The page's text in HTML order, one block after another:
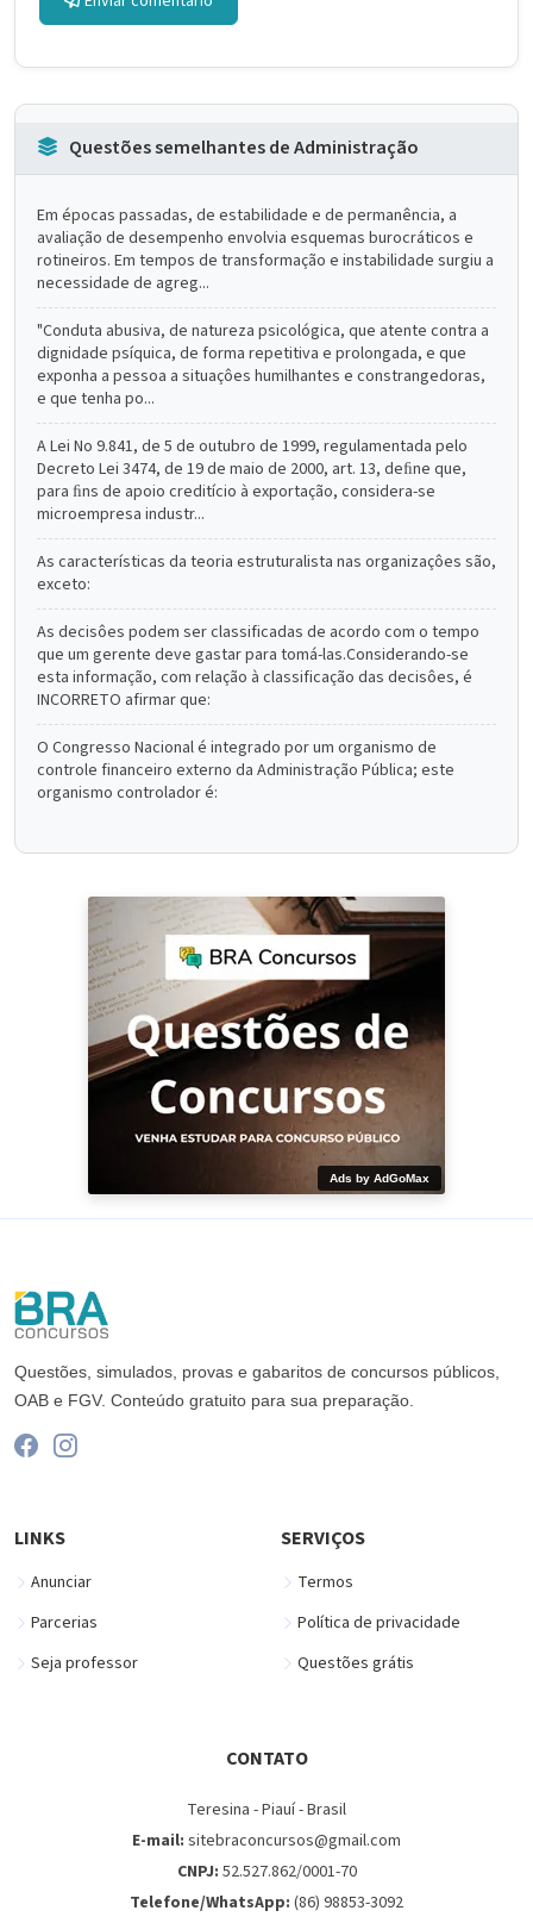
Questões semelhantes de Administração
Em épocas passadas, de estabilidade e de permanência, a
avaliação de desempenho envolvia esquemas burocráticos e
rotineiros. Em tempos de transformação e instabilidade surgiu a
necessidade de agreg...
"Conduta abusiva, de natureza psicológica, que atente contra a
dignidade psíquica, de forma repetitiva e prolongada, e que
exponha a pessoa a situaçôes humilhantes e constrangedoras,
e que tenha po...
A Lei No 9.841, de 5 de outubro de 1999, regulamentada pelo
Decreto Lei 3474, de 19 de maio de 2000, art. 13, deﬁne que,
para ﬁns de apoio creditício à exportação, considera-se
microempresa industr...
As características da teoria estruturalista nas organizaçôes são,
exceto:
As decisôes podem ser classificadas de acordo com o tempo
que um gerente deve gastar para tomá-las.Considerando-se
esta informação, com relação à classificação das decisôes, é
INCORRETO afirmar que:
O Congresso Nacional é integrado por um organismo de
controle financeiro externo da Administração Pública; este
organismo controlador é:
Ads by AdGoMax
Questões, simulados, provas e gabaritos de concursos públicos,
OAB e FGV. Conteúdo gratuito para sua preparação.
LINKS
Anunciar
Parcerias
Seja professor
SERVIÇOS
Termos
Política de privacidade
Questões grátis
CONTATO
Teresina - Piauí - Brasil
E-mail: sitebraconcursos@gmail.com
CNPJ: 52.527.862/0001-70
Telefone/WhatsApp: (86) 98853-3092